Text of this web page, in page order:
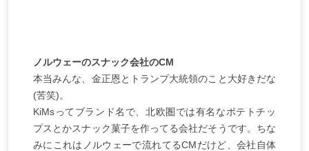
ノルウェーのスナック会社のCM
本当みんな、金正恩とトランプ大統領のこと大好きだな
(苦笑)。
KiMsってブランド名で、北欧圏では有名なポテトチッ
プスとかスナック菓子を作ってる会社だそうです。ちな
みにこれはノルウェーで流れてるCMだけど、会社自体